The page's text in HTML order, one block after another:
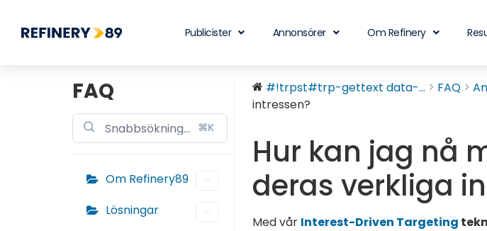
Publicister Annonsörer Om Refinery
FAQ
⌘K
Om Refinery89
Lösningar
#!trpst#trp-gettext data-... FAQ
intressen?
Hur kan jag nå
deras verkliga
Med vår Interest-Driven Targeting